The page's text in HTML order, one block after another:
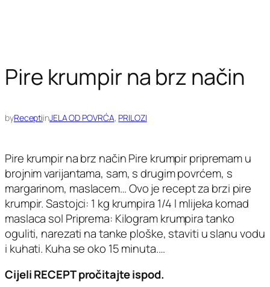
Pire krumpir na brz način
byReceptiinJELA OD POVRĆA, PRILOZI
Pire krumpir na brz način Pire krumpir pripremam u
brojnim varijantama, sam, s drugim povrćem, s
margarinom, maslacem… Ovo je recept za brzi pire
krumpir. Sastojci: 1 kg krumpira 1/4 l mlijeka komad
maslaca sol Priprema: Kilogram krumpira tanko
oguliti, narezati na tanke ploške, staviti u slanu vodu
i kuhati. Kuha se oko 15 minuta.…
Cijeli RECEPT pročitajte ispod.